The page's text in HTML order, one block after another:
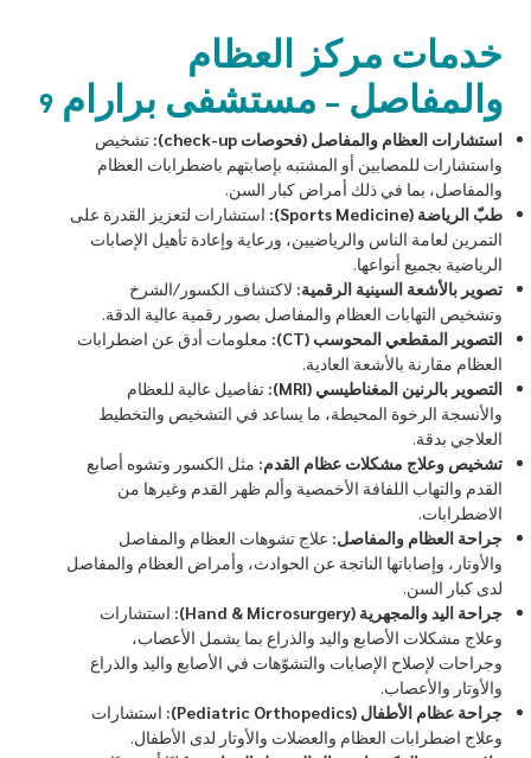
خدمات مركز العظام
والمفاصل – مستشفى برارام 9
استشارات العظام والمفاصل (فحوصات check-up):
تشخيص
واستشارات للمصابين أو المشتبه بإصابتهم باضطرابات العظام
والمفاصل، بما في ذلك أمراض كبار السن.
طبّ الرياضة (Sports Medicine):
استشارات لتعزيز القدرة على
التمرين لعامة الناس والرياضيين، ورعاية وإعادة تأهيل الإصابات
الرياضية بجميع أنواعها.
تصوير بالأشعة السينية الرقمية: لاكتشاف الكسور/الشرخ
وتشخيص التهابات العظام والمفاصل بصور رقمية عالية الدقة.
التصوير المقطعي المحوسب (CT):
معلومات أدق عن اضطرابات
العظام مقارنة بالأشعة العادية.
التصوير بالرنين المغناطيسي (MRI):
تفاصيل عالية للعظام
والأنسجة الرخوة المحيطة، ما يساعد في التشخيص والتخطيط
العلاجي بدقة.
تشخيص وعلاج مشكلات عظام القدم: مثل الكسور وتشوه أصابع
القدم والتهاب اللفافة الأخمصية وألم ظهر القدم وغيرها من
الاضطرابات.
جراحة العظام والمفاصل: علاج تشوهات العظام والمفاصل
والأوتار، وإصاباتها الناتجة عن الحوادث، وأمراض العظام والمفاصل
لدى كبار السن.
جراحة اليد والمجهرية (Hand & Microsurgery):
استشارات
وعلاج مشكلات الأصابع واليد والذراع بما يشمل الأعصاب،
وجراحات لإصلاح الإصابات والتشوّهات في الأصابع واليد والذراع
والأوتار والأعصاب.
جراحة عظام الأطفال (Pediatric Orthopedics):
استشارات
وعلاج اضطرابات العظام والعضلات والأوتار لدى الأطفال.